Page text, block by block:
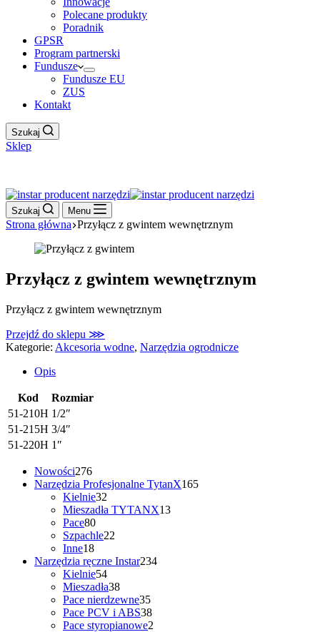
Polecane produkty
Poradnik
GPSR
Program partnerski
Fundusze
Fundusze EU
ZUS
Kontakt
Szukaj
Sklep
Szukaj Menu
Strona główna Przyłącz z gwintem wewnętrznym
Przyłącz z gwintem wewnętrznym
Przyłącz z gwintem wewnętrznym
Przejdź do sklepu ⋙
Kategorie: Akcesoria wodne, Narzędzia ogrodnicze
Opis
Kod
Rozmiar
51-210H 1/2″
51-215H 3/4″
51-220H 1″
Nowości276276
produktów
Narzędzia Profesjonalne TytanX165165
Kielnie32
produkty
Mieszadła TYTANX1313
Pace8080
produktów
Szpachle22
Inne1818
produktów
Narzędzia ręczne Instar234234
Kielnie5454
produkty
Mieszadła3838
produktów
Pace nierdzewne3535
produktów
Pace PCV i ABS3838
produktów
Pace styropianowe2